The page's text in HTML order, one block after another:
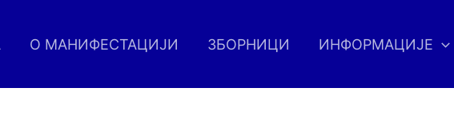
О МАНИФЕСТАЦИЈИ ЗБОРНИЦИ ИНФОРМАЦИЈЕ